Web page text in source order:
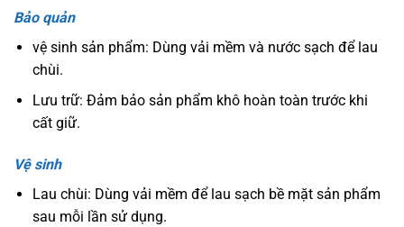
Bảo quản
vệ sinh sản phẩm: Dùng vải mềm và nước sạch để lau
chùi.
Lưu trữ: Đảm bảo sản phẩm khô hoàn toàn trước khi
cất giữ.
Vệ sinh
Lau chùi: Dùng vải mềm để lau sạch bề mặt sản phẩm
sau mỗi lần sử dụng.